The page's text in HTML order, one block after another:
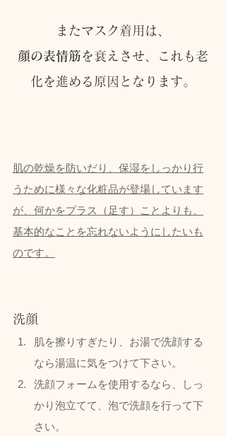
またマスク着用は、
顔の表情筋を衰えさせ、これも老
化を進める原因となります。
肌の乾燥を防いだり、保湿をしっかり行
うために様々な化粧品が登場しています
が、何かをプラス（足す）ことよりも、
基本的なことを忘れないようにしたいも
のです。
洗顔
肌を擦りすぎたり、お湯で洗顔する
なら湯温に気をつけて下さい。
洗顔フォームを使用するなら、しっ
かり泡立てて、泡で洗顔を行って下
さい。